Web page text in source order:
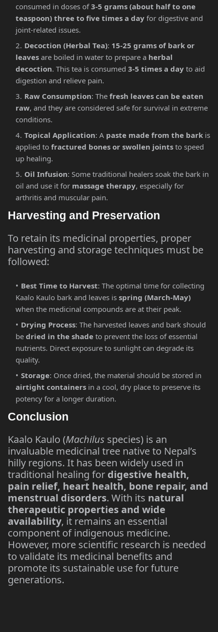
consumed in doses of3-5 grams (about half to one
teaspoon) three to five times a day for digestive and
joint-related issues.
Decoction (Herbal Tea): 15-25 grams of bark or
leaves are boiled in water to prepare a herbal
decoction. This tea is consumed 3-5 times a day to aid
digestion and relieve pain.
Raw Consumption: The fresh leaves can be eaten
raw, and they are considered safe for survival in extreme
conditions.
Topical Application: A paste made from the bark is
applied to fractured bones or swollen joints to speed
up healing.
Oil Infusion: Some traditional healers soak the bark in
oil and use it for massage therapy, especially for
arthritis and muscular pain.
Harvesting and Preservation
To retain its medicinal properties, proper
harvesting and storage techniques must be
followed:
Best Time to Harvest: The optimal time for collecting
Kaalo Kaulo bark and leaves is spring (March-May)
when the medicinal compounds are at their peak.
Drying Process: The harvested leaves and bark should
be dried in the shade to prevent the loss of essential
nutrients. Direct exposure to sunlight can degrade its
quality.
Storage: Once dried, the material should be stored in
airtight containers in a cool, dry place to preserve its
potency for a longer duration.
Conclusion
Kaalo Kaulo (Machilus species) is an
invaluable medicinal tree native to Nepal’s
hilly regions. It has been widely used in
traditional healing for digestive health,
pain relief, heart health, bone repair, and
menstrual disorders. With its natural
therapeutic properties and wide
availability, it remains an essential
component of indigenous medicine.
However, more scientific research is needed
to validate its medicinal benefits and
promote its sustainable use for future
generations.